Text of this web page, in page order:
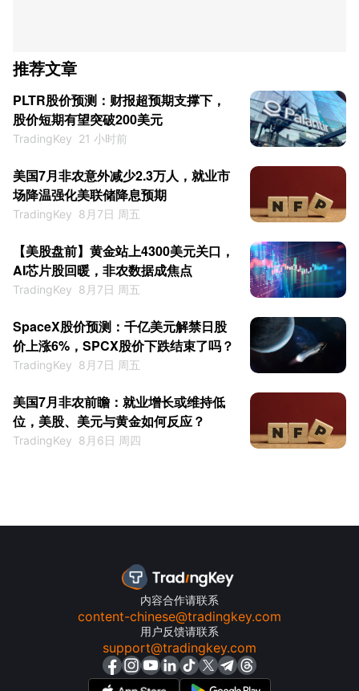
推荐文章
PLTR股价预测：财报超预期支撑下，
股价短期有望突破200美元
TradingKey 21 小时前
美国7月非农意外减少2.3万人，就业市
场降温强化美联储降息预期
TradingKey 8月7日 周五
【美股盘前】黄金站上4300美元关口，
AI芯片股回暖，非农数据成焦点
TradingKey 8月7日 周五
SpaceX股价预测：千亿美元解禁日股
价上涨6%，SPCX股价下跌结束了吗？
TradingKey 8月7日 周五
美国7月非农前瞻：就业增长或维持低
位，美股、美元与黄金如何反应？
TradingKey 8月6日 周四
内容合作请联系
content-chinese@tradingkey.com
用户反馈请联系
support@tradingkey.com